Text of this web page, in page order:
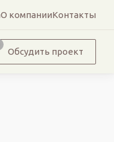
О компанииКонтакты
Обсудить проект